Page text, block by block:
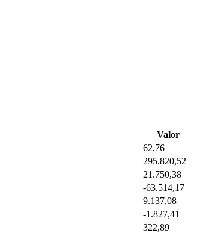
Valor
62,76
295.820,52
21.750,38
-63.514,17
9.137,08
-1.827,41
322,89